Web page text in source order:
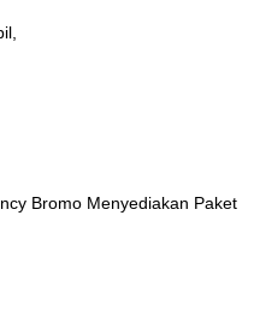
Bromo Menyediakan Paket